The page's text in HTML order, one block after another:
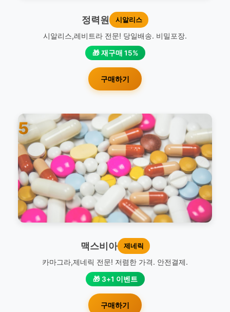
정력원 시알리스
시알리스,레비트라 전문! 당일배송. 비밀포장.
🎁 재구매 15%
구매하기
5
맥스비아 제네릭
카마그라,제네릭 전문! 저렴한 가격. 안전결제.
🎁 3+1 이벤트
구매하기